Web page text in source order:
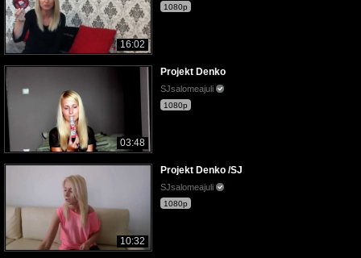
16:02
1080p
03:48
Projekt Denko
SJsalomeajuli
1080p
10:32
Projekt Denko /SJ
SJsalomeajuli
1080p